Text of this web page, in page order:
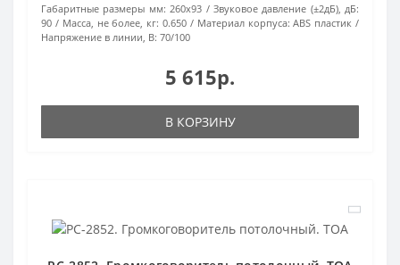
Габаритные размеры мм: 260х93
Звуковое давление (±2дБ), дБ:
90
Масса, не более, кг: 0.650 Материал корпуса: ABS пластик
Напряжение в линии, В: 70/100
5 615р.
В КОРЗИНУ